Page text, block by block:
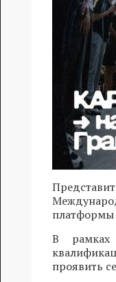
платформы
В рамках
проявить